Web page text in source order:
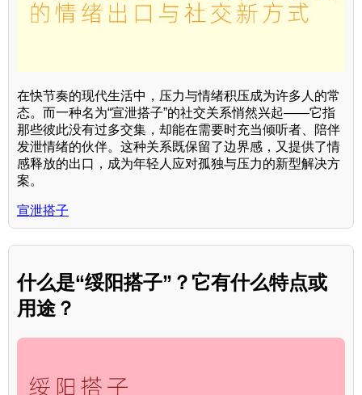
在快节奏的现代生活中，压力与情绪积压成为许多人的常
态。而一种名为“宣泄搭子”的社交关系悄然兴起——它指
那些彼此没有过多交集，却能在需要时充当倾听者、陪伴
发泄情绪的伙伴。这种关系既保留了边界感，又提供了情
感释放的出口，成为年轻人应对孤独与压力的新型解决方
案。
宣泄搭子
什么是“绥阳搭子”？它有什么特点或
用途？